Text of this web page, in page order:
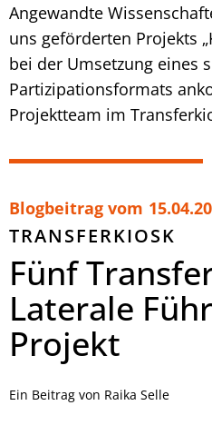
Angewandte
uns geförderten Projekts
bei der Umsetzung eines
Partizipationsformats
Projektteam im
Blogbeitrag vom
TRANSFERKIOSK
Fünf
Laterale
Projekt
Ein Beitrag von Raika Selle